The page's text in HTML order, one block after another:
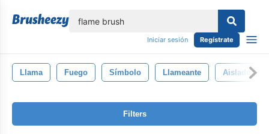
Iniciar sesión Regístrate
Llama Fuego Símbolo Llameante Aislado
Filters